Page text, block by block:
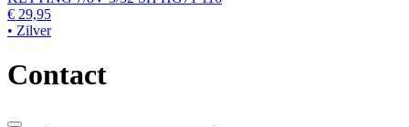
€ 29,95
• Zilver
Contact